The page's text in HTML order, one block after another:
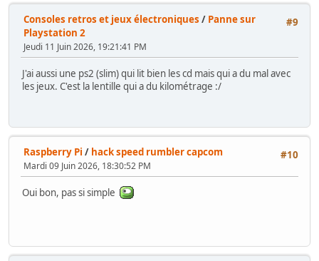
#9
Consoles retros et jeux électroniques / Panne sur
Playstation 2
Jeudi 11 Juin 2026, 19:21:41 PM
J'ai aussi une ps2 (slim) qui lit bien les cd mais qui a du mal avec
les jeux. C'est la lentille qui a du kilométrage :/
#10
Raspberry Pi / hack speed rumbler capcom
Mardi 09 Juin 2026, 18:30:52 PM
Oui bon, pas si simple